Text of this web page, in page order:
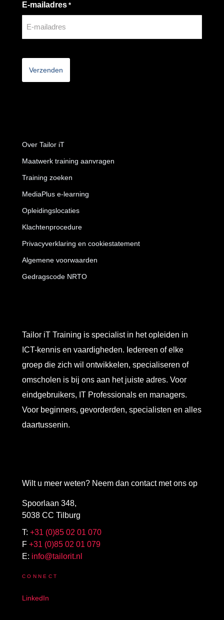
Wilt u meer weten? Neem dan contact met ons op
Spoorlaan 348,
5038 CC Tilburg
T: +31 (0)85 02 01 070
F +31 (0)85 02 01 079
E: info@tailorit.nl
CONNECT
LinkedIn
Tailor iT Training is specialist in het opleiden in
ICT-kennis en vaardigheden. Iedereen of elke
groep die zich wil ontwikkelen, specialiseren of
omscholen is bij ons aan het juiste adres. Voor
eindgebruikers, IT Professionals en managers.
Voor beginners, gevorderden, specialisten en alles
daartussenin.
Over Tailor iT
Maatwerk training aanvragen
Training zoeken
MediaPlus e-learning
Opleidingslocaties
Klachtenprocedure
Privacyverklaring en cookiestatement
Algemene voorwaarden
Gedragscode NRTO
E-mailadres *